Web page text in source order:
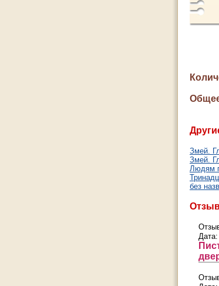
Змей.
Змей.
Людям
без
Дата: